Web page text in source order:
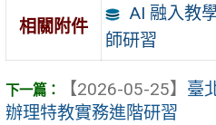
相關附件
AI 融入教
師研習
【2026-05-25】 臺
辦理特教實務進階研習